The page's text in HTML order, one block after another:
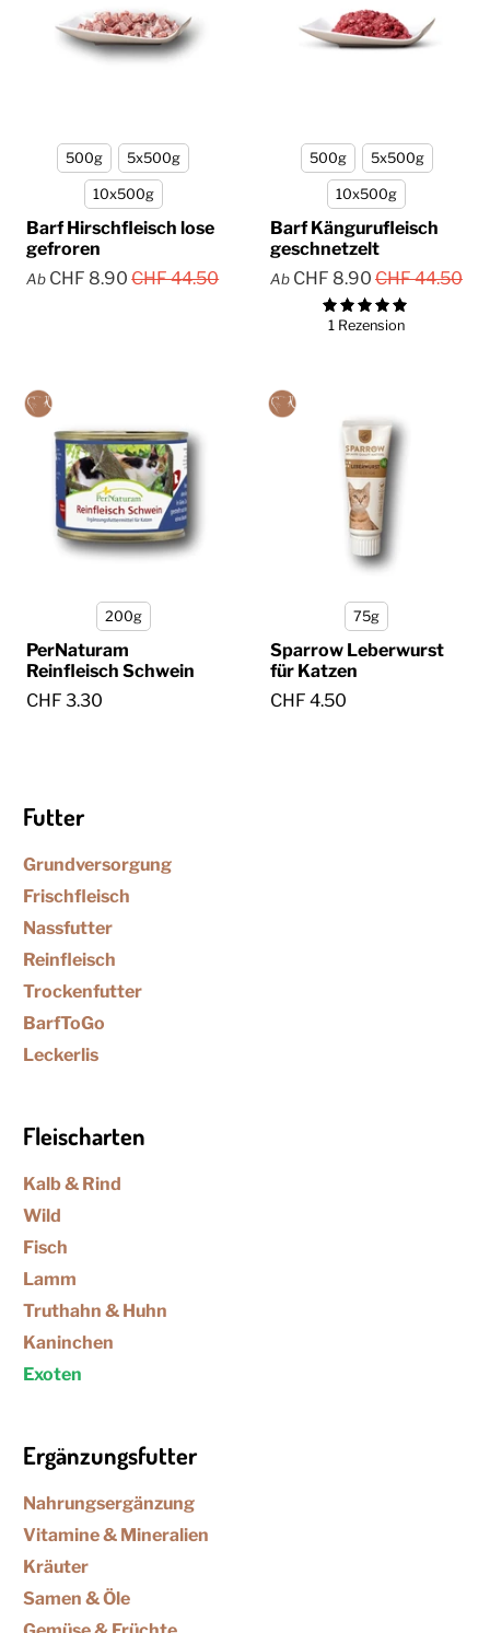
Futter
Grundversorgung
Frischfleisch
Nassfutter
Reinfleisch
Trockenfutter
BarfToGo
Leckerlis
Fleischarten
Kalb & Rind
Wild
Fisch
Lamm
Truthahn & Huhn
Kaninchen
Exoten
Ergänzungsfutter
Nahrungsergänzung
Vitamine & Mineralien
Kräuter
Samen & Öle
500g 5x500g
10x500g
Barf Hirschfleisch lose
gefroren
Ab CHF 8.90 CHF 44.50
500g 5x500g
10x500g
Barf Kängurufleisch
geschnetzelt
Ab CHF 8.90 CHF 44.50
1 Rezension
200g
PerNaturam
Reinfleisch Schwein
CHF 3.30
75g
Sparrow Leberwurst
für Katzen
CHF 4.50